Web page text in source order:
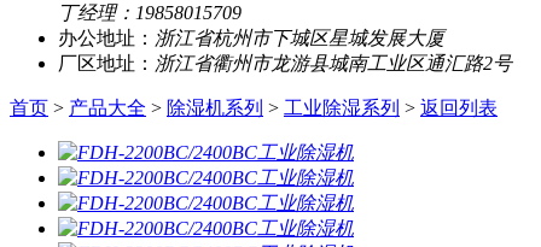
丁经理：19858015709
办公地址： 浙江省杭州市下城区星城发展大厦
厂区地址： 浙江省衢州市龙游县城南工业区通汇路2号
首页 > 产品大全 > 除湿机系列 > 工业除湿系列 > 返回列表